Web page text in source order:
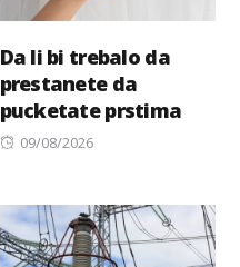
Da li bi trebalo da
prestanete da
pucketate prstima
Posted
09/08/2026